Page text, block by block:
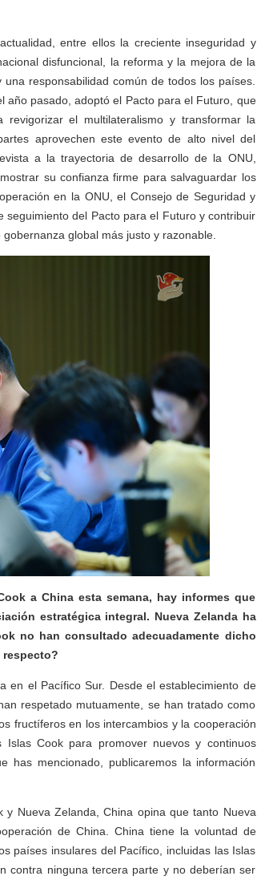
entre ellos la creciente inseguridad y
disfuncional, la reforma y la mejora de la
responsabilidad común de todos los países.
año pasado, adoptó el Pacto para el Futuro, que
el multilateralismo y transformar la
aprovechen este evento de alto nivel del
a la trayectoria de desarrollo de la ONU,
su confianza firme para salvaguardar los
en la ONU, el Consejo de Seguridad y
del Pacto para el Futuro y contribuir
global más justo y razonable.
a China esta semana, hay informes que
estratégica integral. Nueva Zelanda ha
no han consultado adecuadamente dicho
respecto?
en el Pacífico Sur. Desde el establecimiento de
respetado mutuamente, se han tratado como
fructíferos en los intercambios y la cooperación
Cook para promover nuevos y continuos
has mencionado, publicaremos la información
Nueva Zelanda, China opina que tanto Nueva
de China. China tiene la voluntad de
países insulares del Pacífico, incluidas las Islas
contra ninguna tercera parte y no deberían ser